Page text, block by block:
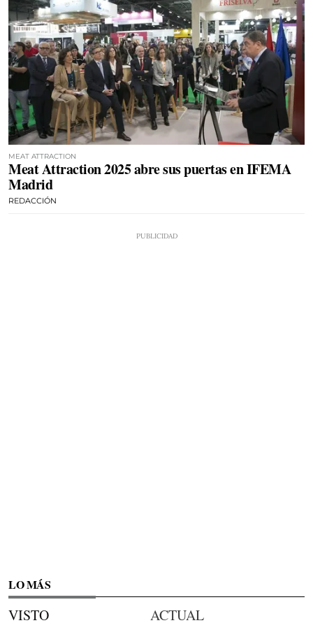
MEAT ATTRACTION
Meat Attraction 2025 abre sus puertas en IFEMA
Madrid
REDACCIÓN
LO MÁS
VISTO ACTUAL